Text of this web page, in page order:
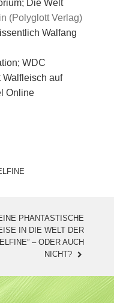
Die Welt
(Polyglott Verlag)
Walfang
WDC
auf
Online
PHANTASTISCHE
IN DIE WELT DER
– ODER AUCH
NICHT?